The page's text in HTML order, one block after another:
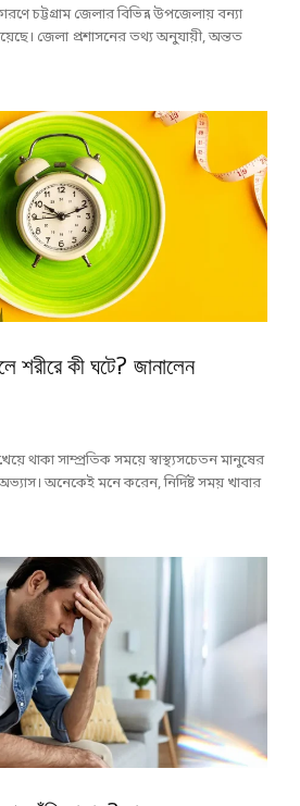
চট্টগ্রাম জেলার বিভিন্ন উপজেলায় বন্যা
জেলা প্রশাসনের তথ্য অনুযায়ী, অন্তত
শরীরে কী ঘটে? জানালেন
থাকা সাম্প্রতিক সময়ে স্বাস্থ্যসচেতন মানুষের
অনেকেই মনে করেন, নির্দিষ্ট সময় খাবার